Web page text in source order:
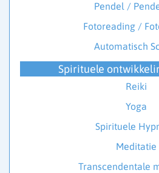
Pendel /
Fotoreading /
Automatisch
Spirituele
Reiki
Yoga
Spirituele
Meditatie
Transcendentale